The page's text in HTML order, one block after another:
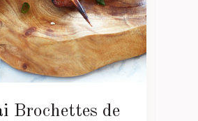
Brochettes de